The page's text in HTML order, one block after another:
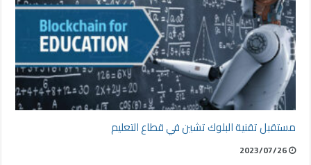
مستقبل تقنية البلوك تشين في قطاع التعليم
2023/07/26